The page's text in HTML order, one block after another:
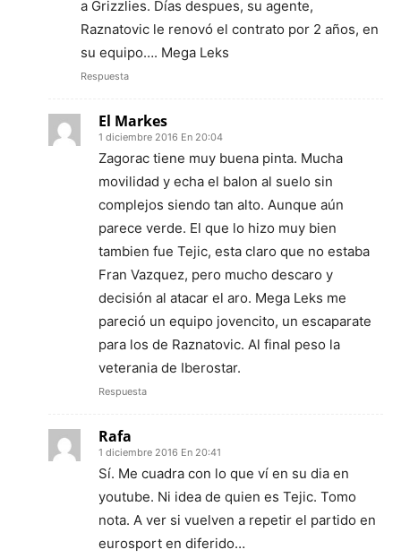
a Grizzlies. Días despues, su agente,
Raznatovic le renovó el contrato por 2 años, en
su equipo…. Mega Leks
Respuesta
El Markes
1 diciembre 2016 En 20:04
Zagorac tiene muy buena pinta. Mucha
movilidad y echa el balon al suelo sin
complejos siendo tan alto. Aunque aún
parece verde. El que lo hizo muy bien
tambien fue Tejic, esta claro que no estaba
Fran Vazquez, pero mucho descaro y
decisión al atacar el aro. Mega Leks me
pareció un equipo jovencito, un escaparate
para los de Raznatovic. Al final peso la
veterania de Iberostar.
Respuesta
Rafa
1 diciembre 2016 En 20:41
Sí. Me cuadra con lo que ví en su dia en
youtube. Ni idea de quien es Tejic. Tomo
nota. A ver si vuelven a repetir el partido en
eurosport en diferido…